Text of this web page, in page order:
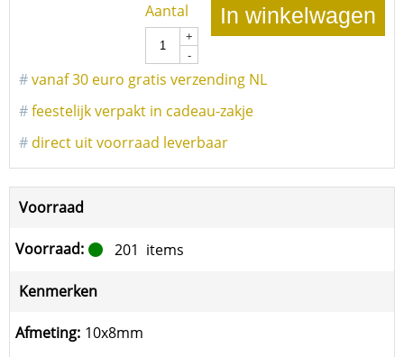
Aantal
+
-
In winkelwagen
#vanaf 30 euro gratis verzending NL
#feestelijk verpakt in cadeau-zakje
# direct uit voorraad leverbaar
Voorraad
Voorraad: 201 items
Kenmerken
Afmeting: 10x8mm